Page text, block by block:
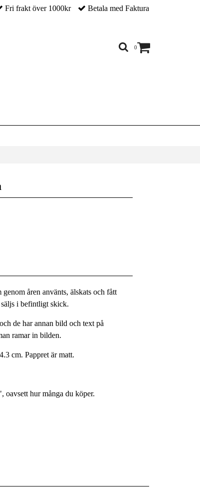
Fri frakt över 1000kr Betala med Faktura
0
åren använts, älskats och fått
i befintligt skick.
de har annan bild och text på
ramar in bilden.
cm. Pappret är matt.
oavsett hur många du köper.